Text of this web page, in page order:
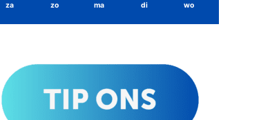
za zo ma di wo